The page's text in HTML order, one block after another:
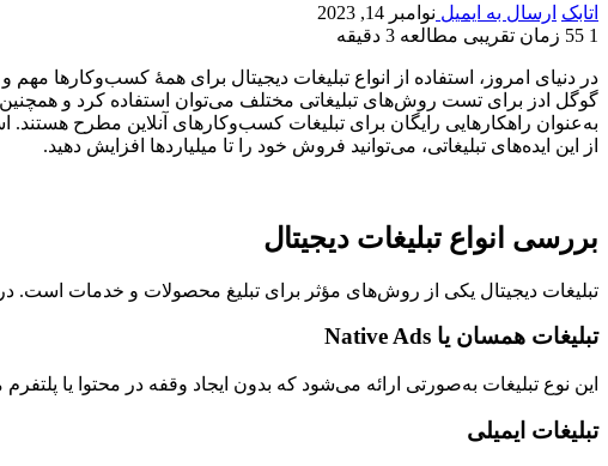
اتابک ارسال به ایمیل نوامبر 14, 2023
1
زمان تقریبی مطالعه 3 دقیقه
در دنیای امروز، استفاده از انواع تبلیغات دیجیتال برای همۀ کسب‌و‌کارها
گوگل ادز برای تست روش‌های تبلیغاتی مختلف می‌توان استفاده کرد و همچنین
به‌عنوان راهکارهایی رایگان برای تبلیغات کسب‌و‌کارهای آنلاین مطرح هستند.
از این ایده‌های تبلیغاتی، می‌توانید فروش‌ خود را تا میلیاردها افزایش دهید.
بررسی انواع تبلیغات دیجیتال
تبلیغات دیجیتال یکی از روش‌های مؤثر برای تبلیغ محصولات و خدمات است.
تبلیغات همسان یا Native Ads
این نوع تبلیغات به‌صورتی ارائه می‌شود که بدون ایجاد وقفه در محتوا یا
تبلیغات ایمیلی